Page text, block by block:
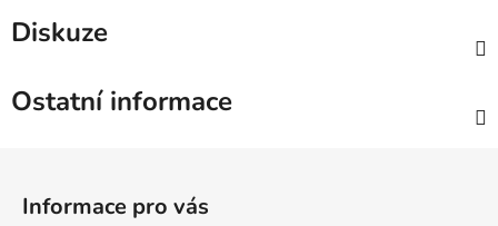
Diskuze
Ostatní informace
Informace pro vás